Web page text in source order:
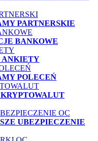
PARTNERSKIE
BANKOWE
ANKIETY
POLECEŃ
UBEZPIECZENIE